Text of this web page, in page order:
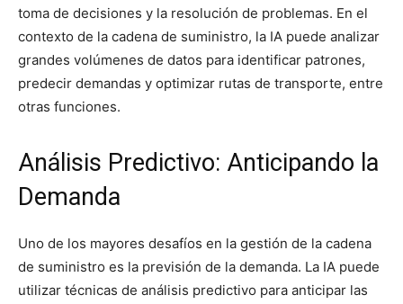
toma de decisiones y la resolución de problemas. En el
contexto de la cadena de suministro, la IA puede analizar
grandes volúmenes de datos para identificar patrones,
predecir demandas y optimizar rutas de transporte, entre
otras funciones.
Análisis Predictivo: Anticipando la
Demanda
Uno de los mayores desafíos en la gestión de la cadena
de suministro es la previsión de la demanda. La IA puede
utilizar técnicas de análisis predictivo para anticipar las